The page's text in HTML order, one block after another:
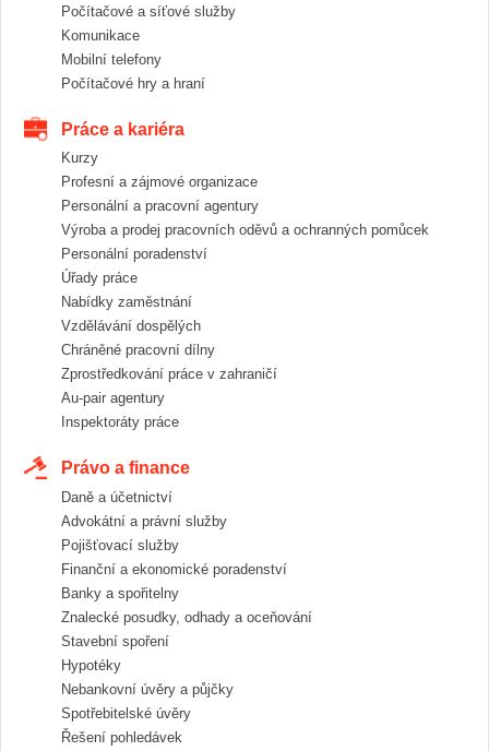
Počítačové a síťové služby
Komunikace
Mobilní telefony
Počítačové hry a hraní
Práce a kariéra
Kurzy
Profesní a zájmové organizace
Personální a pracovní agentury
Výroba a prodej pracovních oděvů a ochranných pomůcek
Personální poradenství
Úřady práce
Nabídky zaměstnání
Vzdělávání dospělých
Chráněné pracovní dílny
Zprostředkování práce v zahraničí
Au-pair agentury
Inspektoráty práce
Právo a finance
Daně a účetnictví
Advokátní a právní služby
Pojišťovací služby
Finanční a ekonomické poradenství
Banky a spořitelny
Znalecké posudky, odhady a oceňování
Stavební spoření
Hypotéky
Nebankovní úvěry a půjčky
Spotřebitelské úvěry
Řešení pohledávek